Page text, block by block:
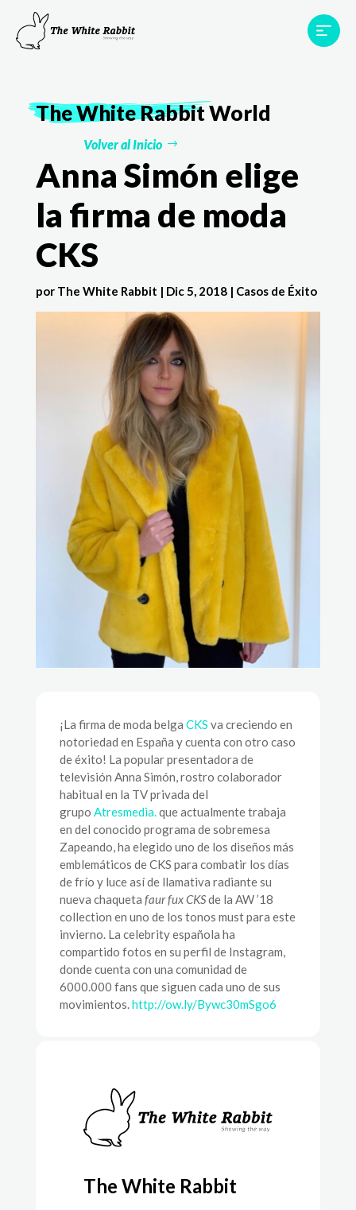
Proyectos
Testimonios
TWR World
The White RabbitWorld
Volver al Inicio
Anna Simón elige
la firma de moda
CKS
por The White Rabbit | Dic 5, 2018| Casos de Éxito
¡La firma de moda belga CKS va creciendo en
notoriedad en España y cuenta con otro caso
de éxito! La popular presentadora de
televisión Anna Simón, rostro colaborador
habitual en la TV privada del
grupo Atresmedia.que actualmente trabaja
en del conocido programa de sobremesa
Zapeando, ha elegido uno de los diseños más
emblemáticos de CKS para combatir los días
de frío y luce así de llamativa radiante su
nueva chaqueta faur fux CKSde la AW ’18
collection en uno de los tonos must para este
invierno. La celebrity española ha
compartido fotos en su perfil de Instagram,
donde cuenta con una comunidad de
6000.000 fans que siguen cada uno de sus
movimientos.http://ow.ly/Bywc30mSgo6
The White Rabbit